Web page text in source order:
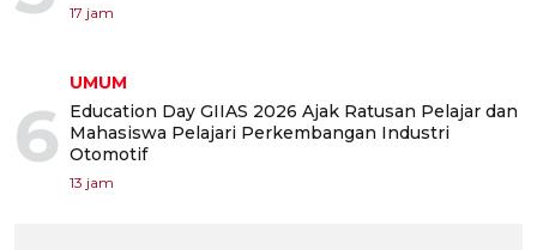
17 jam
6
UMUM
Education Day GIIAS 2026 Ajak Ratusan Pelajar dan
Mahasiswa Pelajari Perkembangan Industri
Otomotif
13 jam